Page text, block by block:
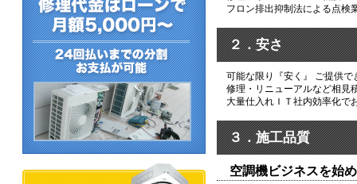
フロン排出抑制法による点検
２．安さ
可能な限り『安く』 ご提供
修理・リニューアルなど相見
大量仕入れＩＴ社内効率化で
３．施工品質
空調機ビジネスを始